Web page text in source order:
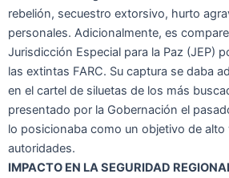
rebelión, secuestro extorsivo, hurto
personales. Adicionalmente, es
Jurisdicción Especial para la Paz (JEP)
las extintas FARC. Su captura se daba
en el cartel de siluetas de los más
presentado por la Gobernación el
lo posicionaba como un objetivo de alto
autoridades.
IMPACTO EN LA SEGURIDAD